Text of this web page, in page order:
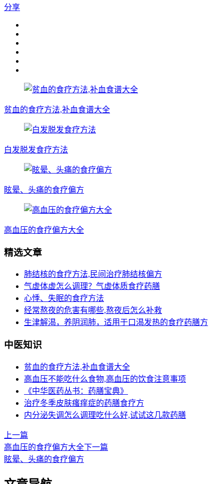
分享
贫血的食疗方法,补血食谱大全
白发脱发食疗方法
眩晕、头痛的食疗偏方
高血压的食疗偏方大全
精选文章
肺结核的食疗方法,民间治疗肺结核偏方
气虚体虚怎么调理？气虚体质食疗药膳
心悸、失眠的食疗方法
经常熬夜的危害有哪些,熬夜后怎么补救
生津解渴，养阴润肺，适用于口渴发热的食疗药膳方
中医知识
贫血的食疗方法,补血食谱大全
高血压不能吃什么食物,高血压的饮食注意事项
《中华医药丛书：药膳宝典》
治疗冬季皮肤瘙痒症的药膳食疗方
内分泌失调怎么调理吃什么好,试试这几款药膳
上一篇
高血压的食疗偏方大全下一篇
眩晕、头痛的食疗偏方